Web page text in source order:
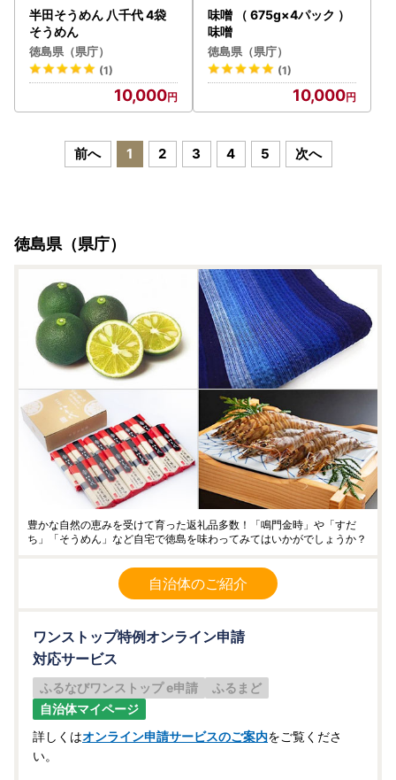
半田そうめん 八千代 4袋
そうめん
徳島県（県庁）
(1)
10,000
味噌 （ 675g×4パック ）
味噌
徳島県（県庁）
(1)
10,000
前へ 1 2 3 4 5 次へ
徳島県（県庁）
豊かな自然の恵みを受けて育った返礼品多数！「鳴門金時」や「すだ
ち」「そうめん」など自宅で徳島を味わってみてはいかがでしょうか？
自治体のご紹介
ワンストップ特例オンライン申請
対応サービス
ふるなびワンストップ e申請
ふるまど
自治体マイページ
詳しくはオンライン申請サービスのご案内をご覧くださ
い。